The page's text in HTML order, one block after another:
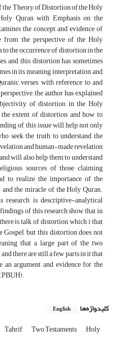
Theory of Distortion of the Holy
Quran with Emphasis on the
the concept and evidence of
the perspective of the Holy
the occurrence of distortion in the
and this distortion has sometimes
in its meaning, interpretation, and
verses, with reference to and
the author has explained
of distortion in the Holy
extent of distortion and how to
of this issue will help not only
seek the truth to understand the
and human-made revelation
will also help them to understand
sources of those claiming
to realize the importance of the
the miracle of the Holy Quran.
research is descriptive-analytical
of this research show that in
is talk of distortion, which i that
but this distortion does not
that a large part of the two
there are still a few parts in it that
an argument and evidence for the
کلیدواژه‌ها English
Tahrif Two Testaments Holy